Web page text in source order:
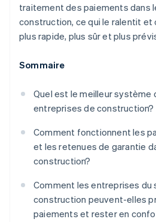
traitement des paiements dans
construction, ce qui le ralentit et
plus rapide, plus sûr et plus
Sommaire
Quel est le meilleur système
entreprises de construction?
Comment fonctionnent les
et les retenues de garantie
construction?
Comment les entreprises du
construction peuvent-elles
paiements et rester en